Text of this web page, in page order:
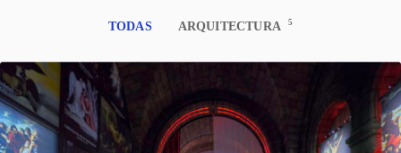
TODAS ARQUITECTURA 5